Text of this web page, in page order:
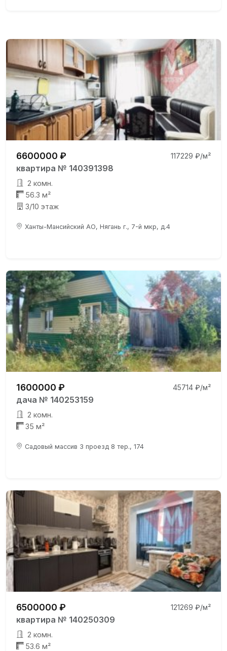
6600000 ₽ 117229 ₽/м²
квартира № 140391398
2 комн.
56.3 м²
3/10 этаж
Ханты-Мансийский АО, Нягань г., 7-й мкр, д.4
1600000 ₽ 45714 ₽/м²
дача № 140253159
2 комн.
35 м²
Садовый массив 3 проезд 8 тер., 174
6500000 ₽ 121269 ₽/м²
квартира № 140250309
2 комн.
53.6 м²